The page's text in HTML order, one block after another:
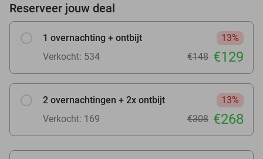
Reserveer jouw deal
1 overnachting + ontbijt
13%
Verkocht: 534
€148 €129
2 overnachtingen + 2x ontbijt
13%
Verkocht: 169
€308 €268